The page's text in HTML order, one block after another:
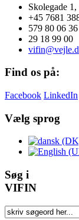
Skolegade
+45 7681
579 80 06
29 18 99 00
Find os på:
Facebook LinkedIn
Vælg sprog
Søg i
VIFIN